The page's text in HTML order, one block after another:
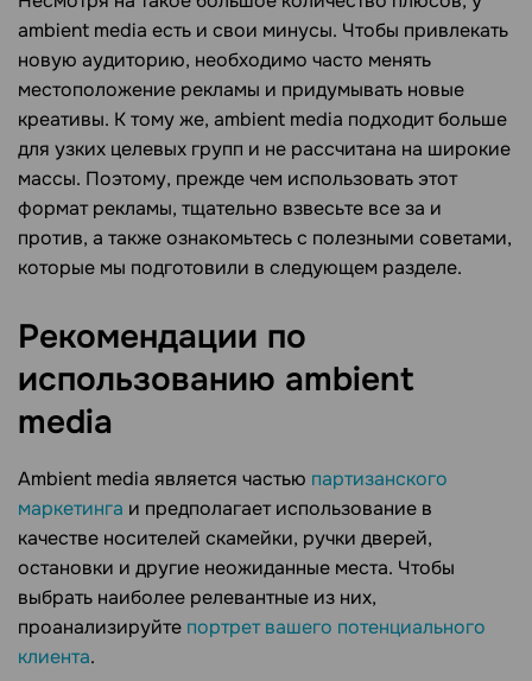
ambient media есть и свои минусы. Чтобы привлекать
новую аудиторию, необходимо часто менять
местоположение рекламы и придумывать новые
креативы. К тому же, ambient media подходит больше
для узких целевых групп и не рассчитана на широкие
массы. Поэтому, прежде чем использовать этот
формат рекламы, тщательно взвесьте все за и
против, а также ознакомьтесь с полезными советами,
которые мы подготовили в следующем разделе.
Рекомендации по
использованию ambient
media
Ambient media является частью партизанского
маркетинга и предполагает использование в
качестве носителей скамейки, ручки дверей,
остановки и другие неожиданные места. Чтобы
выбрать наиболее релевантные из них,
проанализируйте портрет вашего потенциального
клиента.